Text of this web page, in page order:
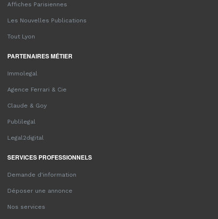
Affiches Parisiennes
Les Nouvelles Publications
Tout Lyon
PARTENAIRES MÉTIER
Immolegal
Agence Ferrari & Cie
Claude & Goy
Publilegal
Legal2digital
SERVICES PROFESSIONNELS
Demande d'information
Déposer une annonce
Nos services